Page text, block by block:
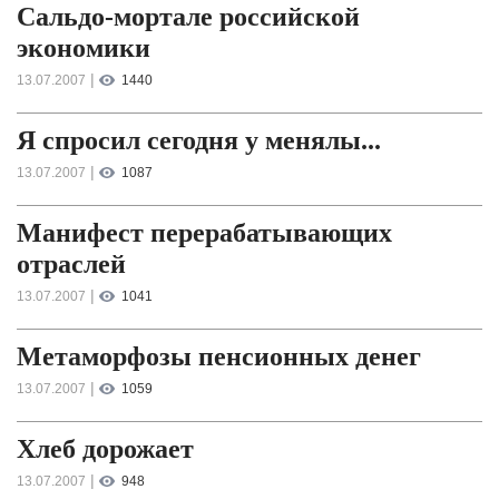
Сальдо-мортале российской
экономики
13.07.2007 | 1440
Я спросил сегодня у менялы...
13.07.2007 | 1087
Манифест перерабатывающих
отраслей
13.07.2007 | 1041
Метаморфозы пенсионных денег
13.07.2007 | 1059
Хлеб дорожает
13.07.2007 | 948